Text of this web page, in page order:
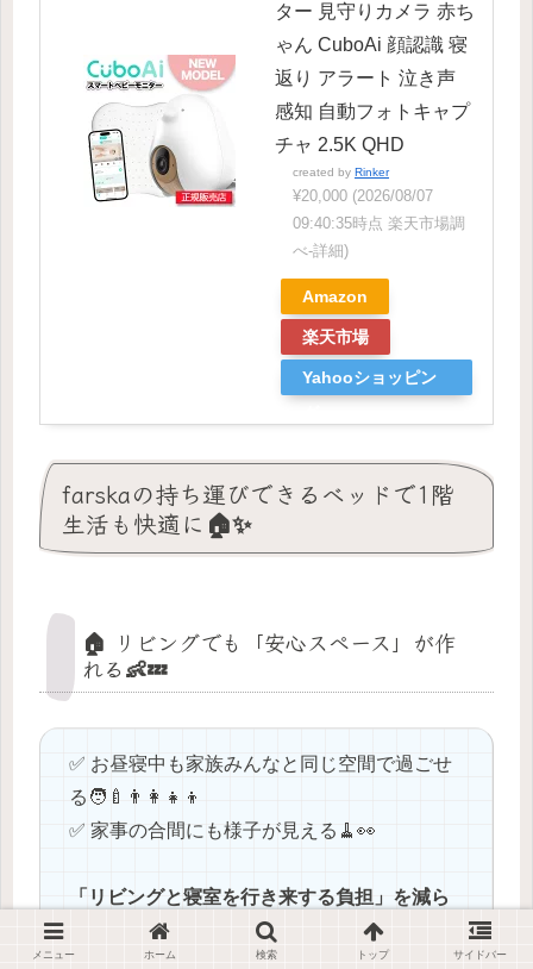
ター 見守りカメラ 赤ち
ゃん CuboAi 顔認識 寝
返り アラート 泣き声
感知 自動フォトキャプ
チャ 2.5K QHD
created by Rinker
¥20,000 (2026/08/07
09:40:35時点 楽天市場調
べ-詳細)
Amazon
楽天市場
Yahooショッピン
farskaの持ち運びできるベッドで1階
生活も快適に🏠✨
🏠 リビングでも「安心スペース」が作
れる👶💤
✅ お昼寝中も家族みんなと同じ空間で過ごせ
る🧑‍🍼👨‍👩‍👧‍👦
✅ 家事の合間にも様子が見える🧹👀
「リビングと寝室を行き来する負担」を減ら
のは大きなメリットでした🎈。
メニュー ホーム 検索 トップ サイドバー